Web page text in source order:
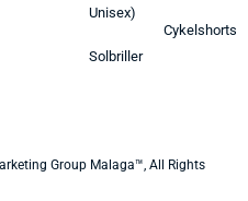
Unisex)
Solbriller
Cykelshorts
Group Malaga™, All Rights